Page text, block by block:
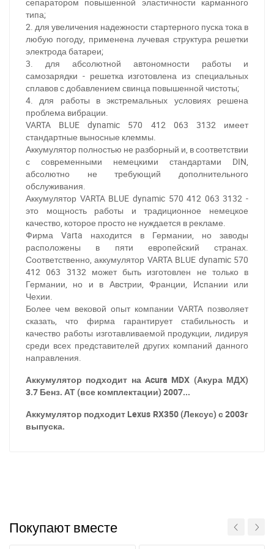
типа;
2. для увеличения надежности стартерного пуска тока в
любую погоду, применена лучевая структура решетки
электрода батареи;
3. для абсолютной автономности работы и
самозарядки - решетка изготовлена из специальных
сплавов с добавлением свинца повышенной чистоты;
4. для работы в экстремальных условиях решена
проблема вибрации.
VARTA BLUE dynamic 570 412 063 3132 имеет
стандартные выносные клеммы.
Аккумулятор полностью не разборный и, в соответствии
с современными немецкими стандартами DIN,
абсолютно не требующий дополнительного
обслуживания.
Аккумулятор VARTA BLUE dynamic 570 412 063 3132 -
это мощность работы и традиционное немецкое
качество, которое просто не нуждается в рекламе.
Фирма Varta находится в Германии, но заводы
расположены в пяти европейский странах.
Соответственно, аккумулятор VARTA BLUE dynamic 570
412 063 3132 может быть изготовлен не только в
Германии, но и в Австрии, Франции, Испании или
Чехии.
Более чем вековой опыт компании VARTA позволяет
сказать, что фирма гарантирует стабильность и
качество работы изготавливаемой продукции, лидируя
среди всех представителей других компаний данного
направления.
Аккумулятор подходит на Acura MDX (Акура МДХ)
3.7 Бенз. АТ (все комплектации) 2007...
Аккумулятор подходит Lexus RX350 (Лексус) с 2003г
выпуска.
Покупают вместе
При отсутствии связи - пишите, звоните в Viber /
Telegram (093) 600-51-11
Написать в Viber